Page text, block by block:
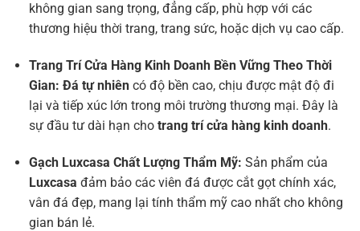
không gian sang trọng, đẳng cấp, phù hợp với các
thương hiệu thời trang, trang sức, hoặc dịch vụ cao cấp.
Trang Trí Cửa Hàng Kinh Doanh Bền Vững Theo Thời
Gian: Đá tự nhiêncó độ bền cao, chịu được mật độ đi
lại và tiếp xúc lớn trong môi trường thương mại. Đây là
sự đầu tư dài hạn cho trang trí cửa hàng kinh doanh.
Gạch Luxcasa Chất Lượng Thẩm Mỹ: Sản phẩm của
Luxcasa đảm bảo các viên đá được cắt gọt chính xác,
vân đá đẹp, mang lại tính thẩm mỹ cao nhất cho không
gian bán lẻ.